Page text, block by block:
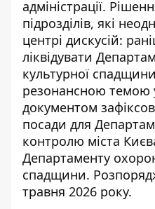
адміністрації.
підрозділів, які
центрі дискусій:
ліквідувати
культурної
резонансною темою
документом
посади для
контролю міста
Департаменту
спадщини.
травня 2026 року.